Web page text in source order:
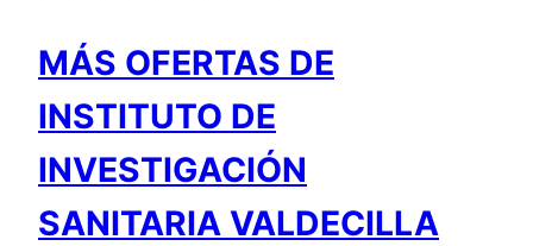
MÁS OFERTAS DE
INSTITUTO DE
INVESTIGACIÓN
SANITARIA VALDECILLA